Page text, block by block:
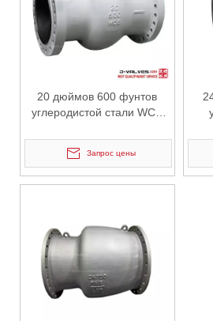
2026-06-16
J-VALVES профессиональный
20 дюймов 600 фунтов
углеродистой стали WCB
проточный клапан
Запрос цены